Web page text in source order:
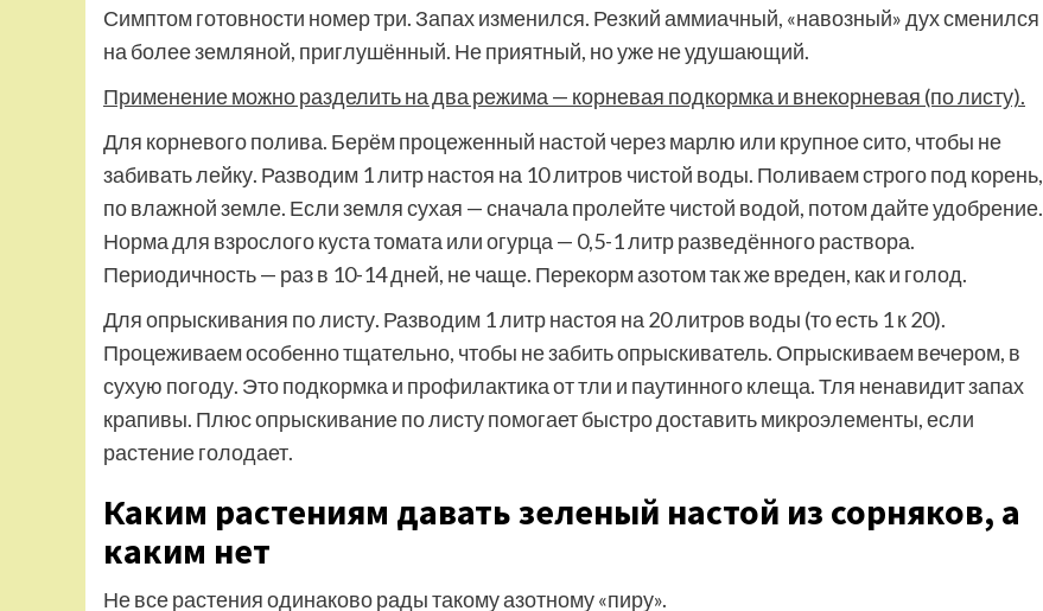
Симптом готовности номер три. Запах изменился. Резкий аммиачный, «навозный» дух сменился
на более земляной, приглушённый. Не приятный, но уже не удушающий.
Применение можно разделить на два режима — корневая подкормка и внекорневая (по листу).
Для корневого полива. Берём процеженный настой через марлю или крупное сито, чтобы не
забивать лейку. Разводим 1 литр настоя на 10 литров чистой воды. Поливаем строго под корень,
по влажной земле. Если земля сухая — сначала пролейте чистой водой, потом дайте удобрение.
Норма для взрослого куста томата или огурца — 0,5-1 литр разведённого раствора.
Периодичность — раз в 10-14 дней, не чаще. Перекорм азотом так же вреден, как и голод.
Для опрыскивания по листу. Разводим 1 литр настоя на 20 литров воды (то есть 1 к 20).
Процеживаем особенно тщательно, чтобы не забить опрыскиватель. Опрыскиваем вечером, в
сухую погоду. Это подкормка и профилактика от тли и паутинного клеща. Тля ненавидит запах
крапивы. Плюс опрыскивание по листу помогает быстро доставить микроэлементы, если
растение голодает.
Каким растениям давать зеленый настой из сорняков, а
каким нет
Не все растения одинаково рады такому азотному «пиру».